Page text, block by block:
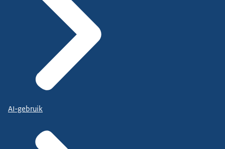
AI-gebruik